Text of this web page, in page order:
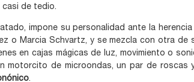
de tedio.
impone su personalidad ante la
o Marcia Schvartz, y se mezcla con otra de
en cajas mágicas de luz, movimiento o
motorcito de microondas, un par de roscas
.